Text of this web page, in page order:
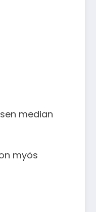
median
myös